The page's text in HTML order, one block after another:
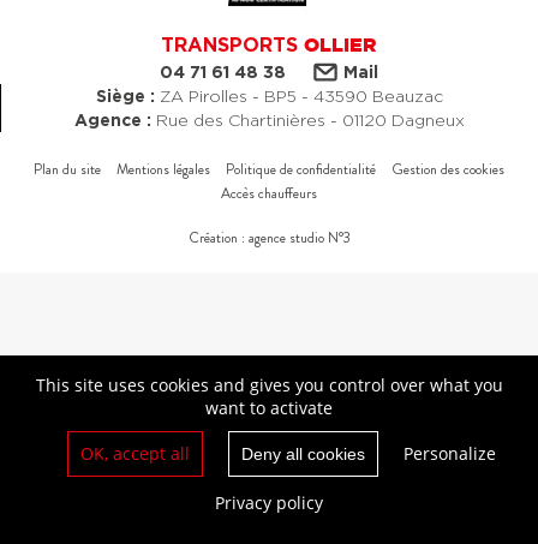
TRANSPORTS OLLIER
04 71 61 48 38
Mail
Siège : ZA Pirolles - BP5 - 43590 Beauzac
Agence : Rue des Chartinières - 01120 Dagneux
Plan du site Mentions légales Politique de confidentialité
Gestion des cookies
Accès chauffeurs
Création : agence studio N°3
This site uses cookies and gives you control over what you
want to activate
OK, accept all
Deny all cookies Personalize
Privacy policy